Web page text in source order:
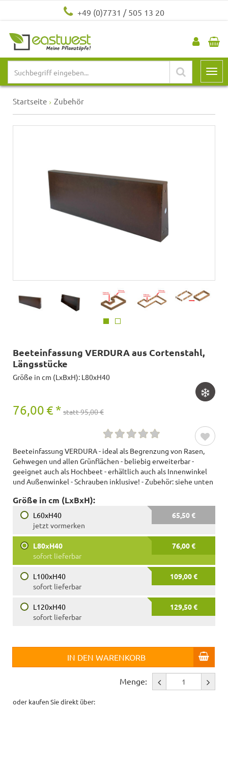
+49 (0)7731 / 505 13 20
Startseite Zubehör
Beeteinfassung VERDURA aus Cortenstahl,
Längsstücke
Größe in cm (LxBxH): L80xH40
76,00 € * statt 95,00 €
Beeteinfassung VERDURA - ideal als Begrenzung von Rasen,
Gehwegen und allen Grünflächen - beliebig erweiterbar -
geeignet auch als Hochbeet - erhältlich auch als Innenwinkel
und Außenwinkel - Schrauben inklusive! - Zubehör: siehe unten
Größe in cm (LxBxH):
L60xH40
65,50 €
jetzt vormerken
L80xH40
76,00 €
sofort lieferbar
L100xH40
109,00 €
sofort lieferbar
L120xH40
129,50 €
sofort lieferbar
IN DEN WARENKORB
Menge:
oder kaufen Sie direkt über: